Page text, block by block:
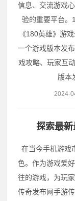
信息、交流游戏
验的重要平台。
《180英雄》游
一个游戏版本发
戏攻略、玩家互
版本
2024-
探索最
在当今手机游戏
色。作为游戏爱
往的游戏，为玩
传奇发布网手游